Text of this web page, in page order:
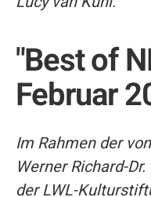
"Best of
Februar
Im Rahmen der
Werner Richard-
der LWL-